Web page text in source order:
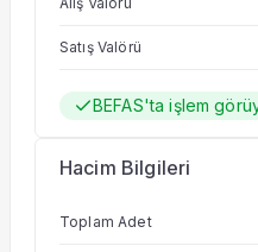
Satış Valörü
BEFAS'ta işlem
Hacim Bilgileri
Toplam Adet